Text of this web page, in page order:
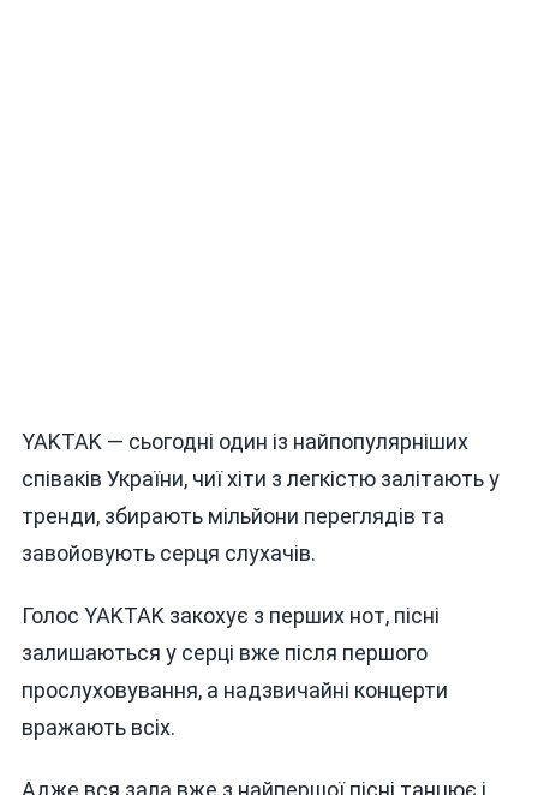
YAKTAK — сьогодні один із найпопулярніших
співаків України, чиї хіти з легкістю залітають у
тренди, збирають мільйони переглядів та
завойовують серця слухачів.
Голос YAKTAK закохує з перших нот, пісні
залишаються у серці вже після першого
прослуховування, а надзвичайні концерти
вражають всіх.
Адже вся зала вже з найпершої пісні танцює і